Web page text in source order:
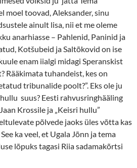
moel toovad, Aleksander, sinu
ainult lisa, nii et me oleme
anarhiasse – Pahlenid, Paninid ja
Kotšubeid ja Saltõkovid on ise
enam iialgi midagi Speranskist
Rääkimata tuhandeist, kes on
tribunalide poolt?”. Eks ole ju
suus? Eesti rahvusringhääling
Krossile ja „Keisri hullu”
põlvede jaoks üles võtta kas
ka veel, et Ugala Jõnn ja tema
lõpuks tagasi Riia sadamakõrtsi